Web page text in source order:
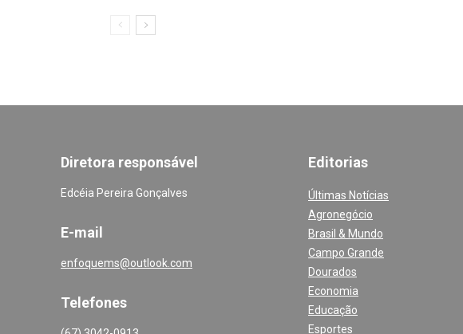
Diretora responsável
Edcéia Pereira Gonçalves
E-mail
enfoquems@outlook.com
Telefones
Editorias
Últimas Notícias
Agronegócio
Brasil & Mundo
Campo Grande
Dourados
Economia
Educação
Esportes